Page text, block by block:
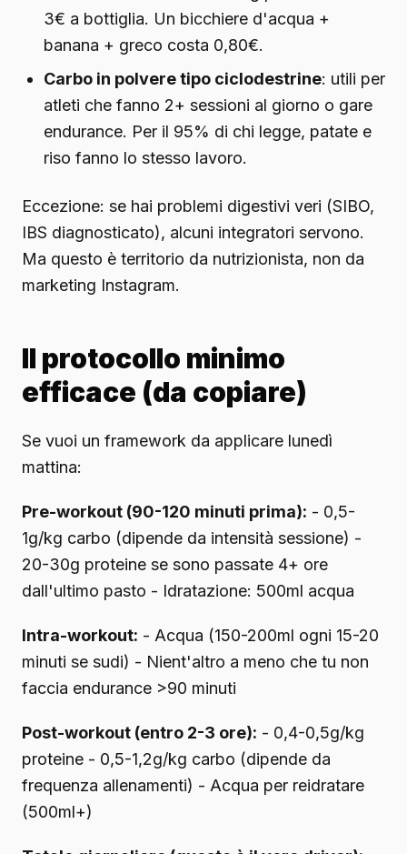
3€ a bottiglia. Un bicchiere d'acqua +
banana + greco costa 0,80€.
Carbo in polvere tipo ciclodestrine: utili per
atleti che fanno 2+ sessioni al giorno o gare
endurance. Per il 95% di chi legge, patate e
riso fanno lo stesso lavoro.
Eccezione: se hai problemi digestivi veri (SIBO,
IBS diagnosticato), alcuni integratori servono.
Ma questo è territorio da nutrizionista, non da
marketing Instagram.
Il protocollo minimo
efficace (da copiare)
Se vuoi un framework da applicare lunedì
mattina:
Pre-workout (90-120 minuti prima): - 0,5-
1g/kg carbo (dipende da intensità sessione) -
20-30g proteine se sono passate 4+ ore
dall'ultimo pasto - Idratazione: 500ml acqua
Intra-workout: - Acqua (150-200ml ogni 15-20
minuti se sudi) - Nient'altro a meno che tu non
faccia endurance >90 minuti
Post-workout (entro 2-3 ore): - 0,4-0,5g/kg
proteine - 0,5-1,2g/kg carbo (dipende da
frequenza allenamenti) - Acqua per reidratare
(500ml+)